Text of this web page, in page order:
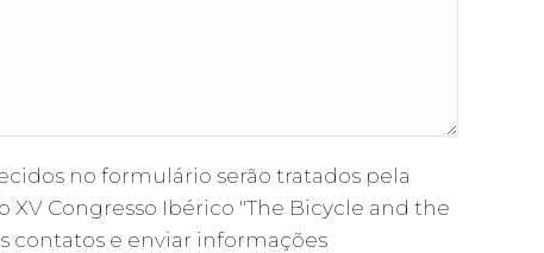
no formulário serão tratados pela
XV Congresso Ibérico "The Bicycle and the
contatos e enviar informações